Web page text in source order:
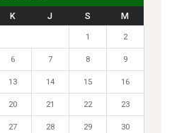
K J S M
1 2
6 7 8 9
13 14 15 16
20 21 22 23
27 28 29 30